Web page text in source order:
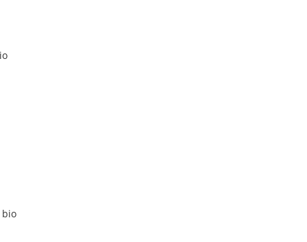
bio